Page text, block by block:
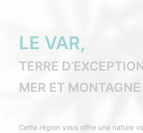
LE VAR,
TERRE
MER ET MONTAGNE
Cette région vous offre une nature verdoyante très